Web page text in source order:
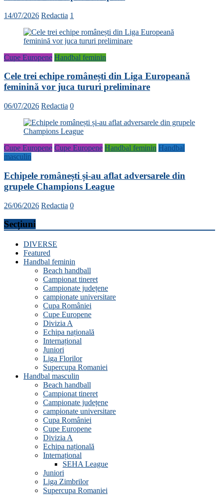
14/07/2026 Redactia 1
Cupe Europene Handbal feminin
Cele trei echipe românești din Liga Europeană
feminină vor juca tururi preliminare
06/07/2026 Redactia 0
Cupe Europene Cupe Europene Handbal feminin Handbal
masculin
Echipele românești și-au aflat adversarele din
grupele Champions League
26/06/2026 Redactia 0
Secțiuni
DIVERSE
Featured
Handbal feminin
Beach handball
Campionat tineret
Campionate județene
campionate universitare
Cupa României
Cupe Europene
Divizia A
Echipa națională
Internațional
Juniori
Liga Florilor
Supercupa Romaniei
Handbal masculin
Beach handball
Campionat tineret
Campionate județene
campionate universitare
Cupa României
Cupe Europene
Divizia A
Echipa națională
Internațional
SEHA League
Juniori
Liga Zimbrilor
Supercupa Romaniei